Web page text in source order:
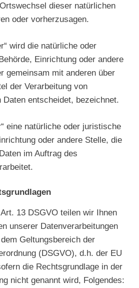
dieser natürlichen
oder vorherzusagen.
wird die natürliche oder
Einrichtung oder andere
gemeinsam mit anderen über
der Verarbeitung von
Daten entscheidet, bezeichnet.
eine natürliche oder juristische
oder andere Stelle, die
im Auftrag des
13 DSGVO teilen wir Ihnen
unserer Datenverarbeitungen
Geltungsbereich der
(DSGVO), d.h. der EU
die Rechtsgrundlage in der
nicht genannt wird, Folgendes: